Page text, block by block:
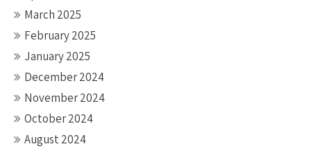
March 2025
February 2025
January 2025
December 2024
November 2024
October 2024
August 2024